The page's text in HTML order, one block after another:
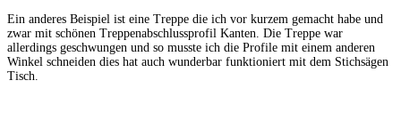
Ein anderes Beispiel ist eine Treppe die ich vor kurzem gemacht habe und
zwar mit schönen Treppenabschlussprofil Kanten. Die Treppe war
allerdings geschwungen und so musste ich die Profile mit einem anderen
Winkel schneiden dies hat auch wunderbar funktioniert mit dem Stichsägen
Tisch.